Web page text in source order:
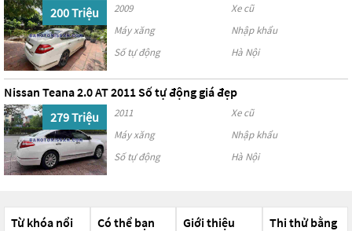
200 Triệu
2009
Xe cũ
Máy xăng
Nhập khẩu
Số tự động
Hà Nội
Nissan Teana 2.0 AT 2011 Số tự động giá đẹp
279 Triệu
2011
Xe cũ
Máy xăng
Nhập khẩu
Số tự động
Hà Nội
Từ khóa nổi
Có thể bạn
Giới thiệu
Thi thử bằng